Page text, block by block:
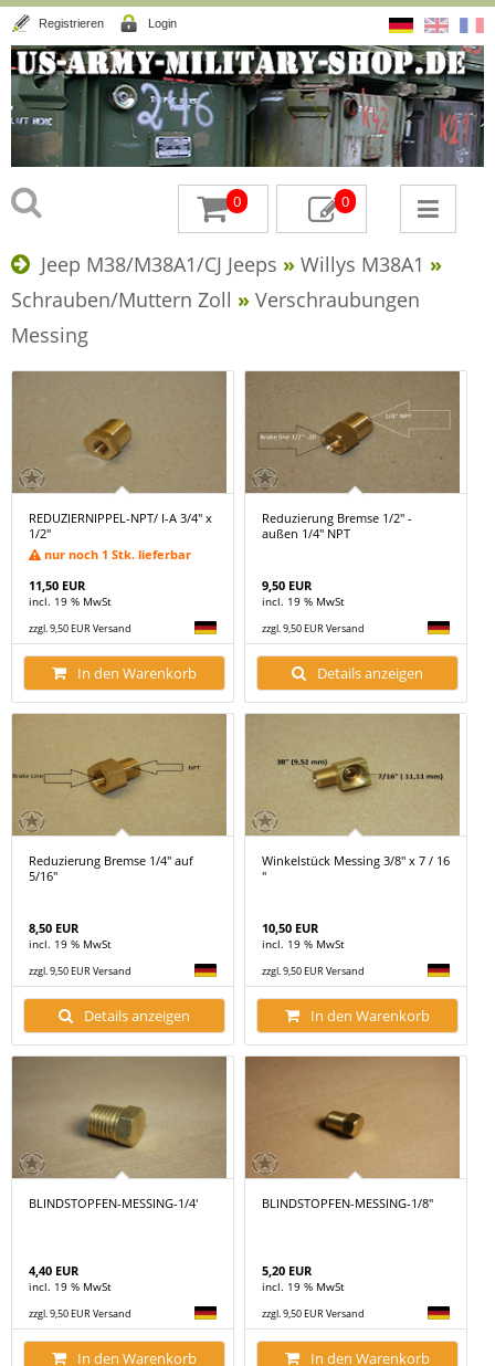
Registrieren Login
0 0
Jeep M38/M38A1/CJ Jeeps » Willys M38A1 »
Schrauben/Muttern Zoll » Verschraubungen
Messing
REDUZIERNIPPEL-NPT/ I-A 3/4" x
1/2"
nur noch 1 Stk. lieferbar
11,50 EUR
incl. 19 % MwSt
zzgl. 9,50 EUR Versand
In den Warenkorb
Reduzierung Bremse 1/2" -
außen 1/4" NPT
9,50 EUR
incl. 19 % MwSt
zzgl. 9,50 EUR Versand
Details anzeigen
Reduzierung Bremse 1/4" auf
5/16"
8,50 EUR
incl. 19 % MwSt
zzgl. 9,50 EUR Versand
Details anzeigen
Winkelstück Messing 3/8" x 7 / 16
"
10,50 EUR
incl. 19 % MwSt
zzgl. 9,50 EUR Versand
In den Warenkorb
BLINDSTOPFEN-MESSING-1/4'
4,40 EUR
incl. 19 % MwSt
zzgl. 9,50 EUR Versand
In den Warenkorb
BLINDSTOPFEN-MESSING-1/8"
5,20 EUR
incl. 19 % MwSt
zzgl. 9,50 EUR Versand
In den Warenkorb